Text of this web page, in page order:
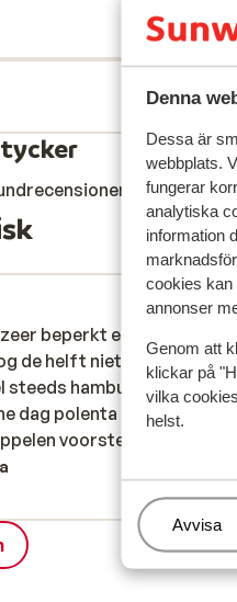
Denna
Dessa är
webbplats.
fungerar
analytiska
information
cookies kan
annonser
Genom att
klickar på
vilka
helst.
Hantera
Avvisa
som
5
beperkt en van de
de helft niet beschikbaar!
steeds hamburgers
dag polenta met eend of
voorstellen en de
of eend met
beperkt en van de
de helft niet beschikbaar!
steeds hamburgers
dag polenta met eend of
voorstellen en de vol...